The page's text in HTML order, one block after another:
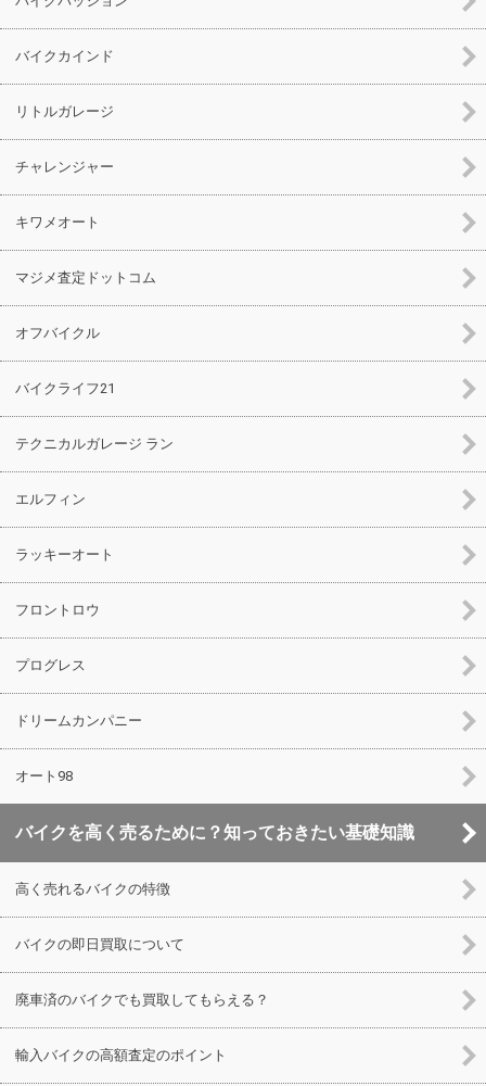
バイクカインド
リトルガレージ
チャレンジャー
キワメオート
マジメ査定ドットコム
オフバイクル
バイクライフ21
テクニカルガレージ ラン
エルフィン
ラッキーオート
フロントロウ
プログレス
ドリームカンパニー
オート98
バイクを高く売るために？知っておきたい基礎知識
高く売れるバイクの特徴
バイクの即日買取について
廃車済のバイクでも買取してもらえる？
輸入バイクの高額査定のポイント